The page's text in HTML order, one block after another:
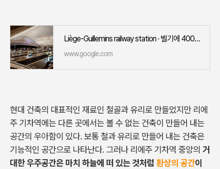
Liège-Guillemins railway station · 벨기에 4000 Liège
www.google.com
현대 건축의 대표적인 재료인 철골과 유리로 만들었지만 리에
주 기차역에는 다른 곳에서는 볼 수 없는 건축이 만들어 내는
공간의 우아함이 있다. 보통 철과 유리로 만들어 내는 건축은
기능적인 공간으로 나타난다. 그러나 리에주 기차역 중앙의 거
대한 우주공간은 마치 하늘에 떠 있는 것처럼 환상의 공간이